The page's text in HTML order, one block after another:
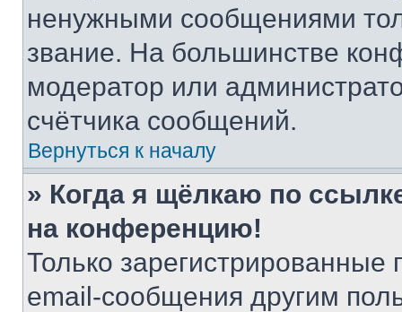
ненужными сообщениями
звание. На большинстве
модератор или
счётчика сообщений.
Вернуться к началу
» Когда я щёлкаю по
на конференцию!
Только зарегистрированные
email-сообщения другим